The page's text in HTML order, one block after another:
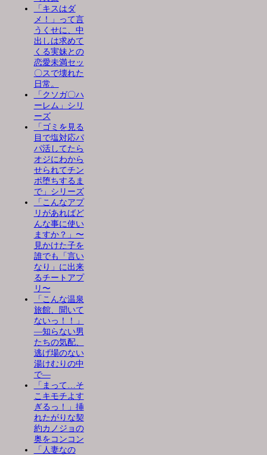
「キスはダ
メ！」って言
うくせに、中
出しは求めて
くる実妹との
恋愛未満セッ
〇スで壊れた
日常。
「クソガ〇ハ
ーレム」シリ
ーズ
「ゴミを見る
目で塩対応パ
パ活してたら
オジにわから
せられてチン
ポ堕ちするま
で」シリーズ
「こんなアプ
リがあればど
んな事に使い
ますか？」〜
見かけた子を
誰でも「言い
なり」に出来
るチートアプ
リ〜
「こんな温泉
旅館、聞いて
ないっ！！」
―知らない男
たちの気配、
逃げ場のない
湯けむりの中
で―
「まって…そ
こキモチよす
ぎるっ！」挿
れたがりな契
約カノジョの
奥をコンコン
「人妻なの